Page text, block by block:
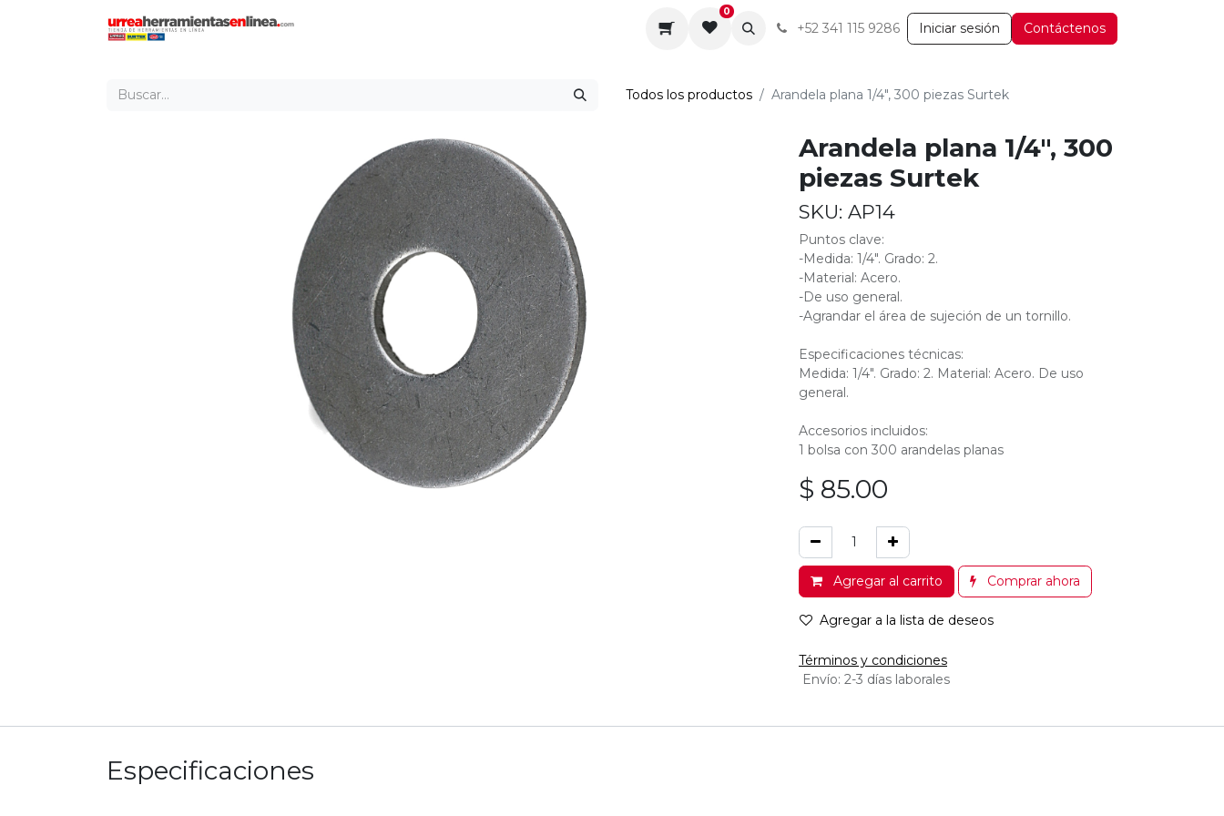
Servicios
0
+52 341 115 9286 Iniciar sesión Contáctenos
Todos los productos Arandela plana 1/4", 300 piezas Surtek
Arandela plana 1/4", 300
piezas Surtek
SKU: AP14
Puntos clave:
-Medida: 1/4". Grado: 2.
-Material: Acero.
-De uso general.
-Agrandar el área de sujeción de un tornillo.
Especificaciones técnicas:
Medida: 1/4". Grado: 2. Material: Acero. De uso
general.
Accesorios incluidos:
1 bolsa con 300 arandelas planas
$ 85.00
Agregar al carrito Comprar ahora
Agregar a la lista de deseos
Términos y condiciones
Envío: 2-3 días laborales
Especificaciones